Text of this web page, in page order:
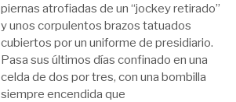
piernas atrofiadas de un “jockey retirado”
y unos corpulentos brazos tatuados
cubiertos por un uniforme de presidiario.
Pasa sus últimos días confinado en una
celda de dos por tres, con una bombilla
siempre encendida que